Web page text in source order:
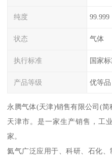
纯度 99.999
状态 气体
执行标准 国家
产品等级 优等品
永腾气体(天津)销售有限公司(简
天津市。是一家生产销售，工
家。
氦气广泛应用于、科研、石化